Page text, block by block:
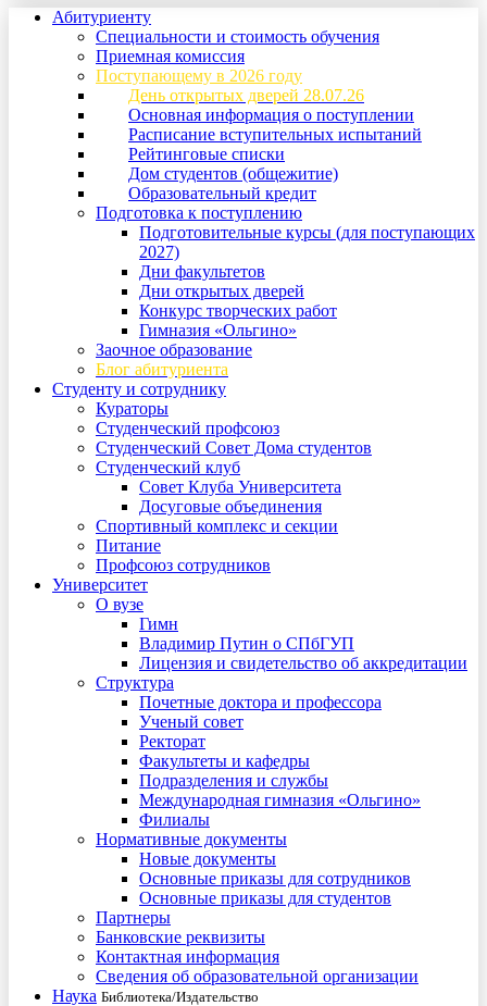
Абитуриенту
Специальности и стоимость обучения
Приемная комиссия
Поступающему в 2026 году
День открытых дверей 28.07.26
Основная информация о поступлении
Расписание вступительных испытаний
Рейтинговые списки
Дом студентов (общежитие)
Образовательный кредит
Подготовка к поступлению
Подготовительные курсы (для поступающих
2027)
Дни факультетов
Дни открытых дверей
Конкурс творческих работ
Гимназия «Ольгино»
Заочное образование
Блог абитуриента
Студенту и сотруднику
Кураторы
Студенческий профсоюз
Студенческий Совет Дома студентов
Студенческий клуб
Совет Клуба Университета
Досуговые объединения
Спортивный комплекс и секции
Питание
Профсоюз сотрудников
Университет
О вузе
Гимн
Владимир Путин о СПбГУП
Лицензия и свидетельство об аккредитации
Структура
Почетные доктора и профессора
Ученый совет
Ректорат
Факультеты и кафедры
Подразделения и службы
Международная гимназия «Ольгино»
Филиалы
Нормативные документы
Новые документы
Основные приказы для сотрудников
Основные приказы для студентов
Партнеры
Банковские реквизиты
Контактная информация
Сведения об образовательной организации
Наука Библиотека/Издательство